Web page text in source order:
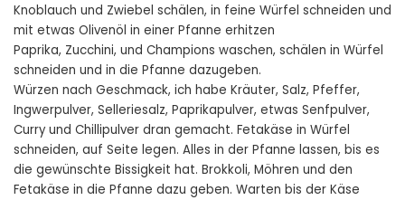
Knoblauch und Zwiebel schälen, in feine Würfel schneiden und
mit etwas Olivenöl in einer Pfanne erhitzen
Paprika, Zucchini, und Champions waschen, schälen in Würfel
schneiden und in die Pfanne dazugeben.
Würzen nach Geschmack, ich habe Kräuter, Salz, Pfeffer,
Ingwerpulver, Selleriesalz, Paprikapulver, etwas Senfpulver,
Curry und Chillipulver dran gemacht. Fetakäse in Würfel
schneiden, auf Seite legen. Alles in der Pfanne lassen, bis es
die gewünschte Bissigkeit hat. Brokkoli, Möhren und den
Fetakäse in die Pfanne dazu geben. Warten bis der Käse